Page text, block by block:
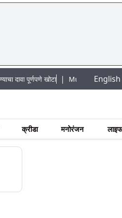
पूर्णपणे खोटा|Mumbai Lake WaterEnglish
क्रीडा मनोरंजन